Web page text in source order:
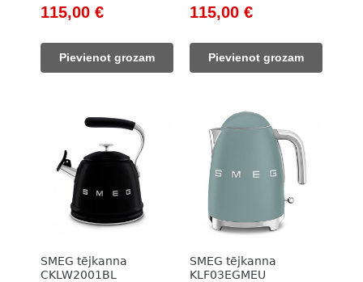
Original
was:
133,00 €.
115,00 €Current
Pievienot grozam
Original
was:
133,00 €.
115,00 €Current
Pievienot grozam
SMEG tējkanna
CKLW2001BL
SMEG tējkanna
KLF03EGMEU